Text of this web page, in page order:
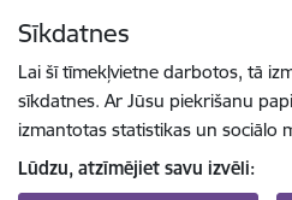
Sīkdatnes
Lai šī tīmekļvietne darbotos, tā
sīkdatnes. Ar Jūsu piekrišanu
izmantotas statistikas un sociālo
Lūdzu, atzīmējiet savu izvēli: